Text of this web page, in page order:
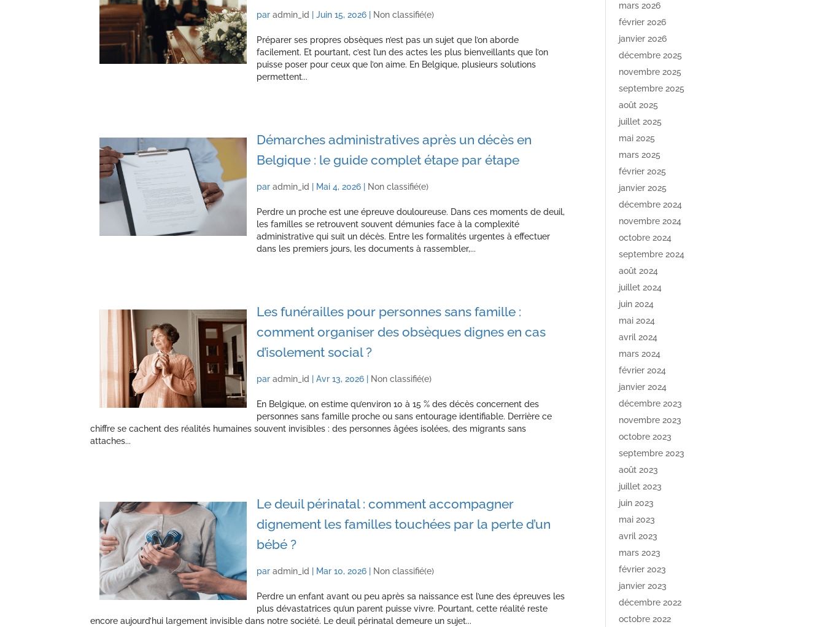
par admin_id Juin 15, 2026| Non classifié(e)
Préparer ses propres obsèques n’est pas un sujet que l’on aborde
facilement. Et pourtant, c’est l’un des actes les plus bienveillants que l’on
puisse poser pour ceux que l’on aime. En Belgique, plusieurs solutions
permettent...
Démarches administratives après un décès en
Belgique : le guide complet étape par étape
par admin_id Mai 4, 2026| Non classifié(e)
Perdre un proche est une épreuve douloureuse. Dans ces moments de deuil,
les familles se retrouvent souvent démunies face à la complexité
administrative qui suit un décès. Entre les formalités urgentes à effectuer
dans les premiers jours, les documents à rassembler,...
Les funérailles pour personnes sans famille :
comment organiser des obsèques dignes en cas
d’isolement social ?
par admin_id Avr 13, 2026| Non classifié(e)
En Belgique, on estime qu’environ 10 à 15 % des décès concernent des
personnes sans famille proche ou sans entourage identifiable. Derrière ce
chiffre se cachent des réalités humaines souvent invisibles : des personnes âgées isolées, des migrants sans
attaches...
Le deuil périnatal : comment accompagner
dignement les familles touchées par la perte d’un
bébé ?
par admin_id Mar 10, 2026| Non classifié(e)
Perdre un enfant avant ou peu après sa naissance est l’une des épreuves les
plus dévastatrices qu’un parent puisse vivre. Pourtant, cette réalité reste
encore aujourd’hui largement invisible dans notre société. Le deuil périnatal demeure un sujet...
mars 2026
février 2026
janvier 2026
décembre 2025
novembre 2025
septembre 2025
août 2025
juillet 2025
mai 2025
mars 2025
février 2025
janvier 2025
décembre 2024
novembre 2024
octobre 2024
septembre 2024
août 2024
juillet 2024
juin 2024
mai 2024
avril 2024
mars 2024
février 2024
janvier 2024
décembre 2023
novembre 2023
octobre 2023
septembre 2023
août 2023
juillet 2023
juin 2023
mai 2023
avril 2023
mars 2023
février 2023
janvier 2023
décembre 2022
octobre 2022